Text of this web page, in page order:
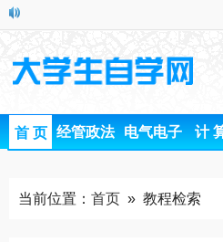
首 页 经管政法 电气电子 计
当前位置： 首页 » 教程检索